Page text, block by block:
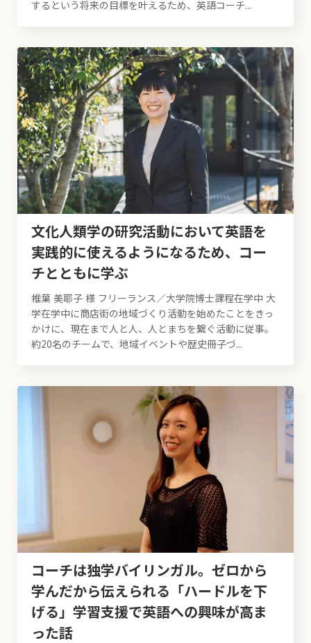
するという将来の目標を叶えるため、英語コーチ...
文化人類学の研究活動において英語を
実践的に使えるようになるため、コー
チとともに学ぶ
椎葉 美耶子 様 フリーランス／大学院博士課程在学中 大
学在学中に商店街の地域づくり活動を始めたことをきっ
かけに、現在まで人と人、人とまちを繋ぐ活動に従事。
約20名のチームで、地域イベントや歴史冊子づ...
コーチは独学バイリンガル。ゼロから
学んだから伝えられる「ハードルを下
げる」学習支援で英語への興味が高ま
った話